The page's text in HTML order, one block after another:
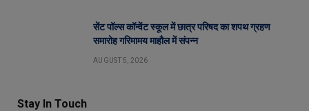
सेंट पॉल्स कॉन्वेंट स्कूल में छात्र परिषद का शपथ ग्रहण
समारोह गरिमामय माहौल में संपन्न
AUGUST 5, 2026
Stay In Touch